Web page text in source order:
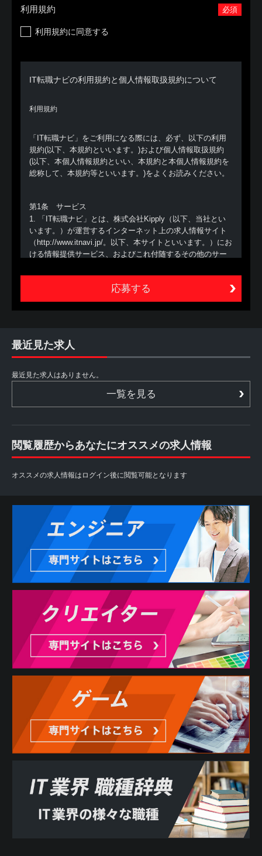
必須
利用規約
利用規約に同意する
IT転職ナビの利用規約と個人情報取扱規約について
利用規約
「IT転職ナビ」をご利用になる際には、必ず、以下の利用
規約(以下、本規約といいます。)および個人情報取扱規約
(以下、本個人情報規約といい、本規約と本個人情報規約を
総称して、本規約等といいます。)をよくお読みください。
第1条 サービス
1. 「IT転職ナビ」とは、株式会社Kipply（以下、当社とい
います。）が運営するインターネット上の求人情報サイト
（http://www.itnavi.jp/。以下、本サイトといいます。）にお
ける情報提供サービス、およびこれ付随するその他のサー
す。
2. 本サービスは、あくまでも、本サービスを利用する方
（以下、利用者といいます。）が自ら行う転職活動の支援
を目的とするものであり、職業安定法に定める職業紹介で
は行いません。また、利用者からの個別の職業紹介の依頼
にも応じられません
1. 利用者は、本サイトを利用することによって、本規約等
承諾しない場合には、本サイトを利用することができない
2. 利用者は、自らの意思に基づき本サービスを利用するも
のとし、本サービスの利用によって生じたいかなる事態に
ついても自ら責任を負うものとします。
また、本サービスは各パートナーから求人情報の提供を受
了している場合や掲載内容に差異がある場合もございます
ので予めご了承下さい。
3. 利用者は、本サービスの利用にあたり、当社に対しどの
ような情報を提供するかを任意に選択することができま
す。ただし、当社が必要と判断する情報が提供されない場
合には、本サービスの全部または一部を利用できない場合
があります。
第3条 反社会的勢力の排除
1. 利用者は、現在、暴力団、暴力団員、暴力団員でなくな
った時から5年を経過しない者、暴力団準構成員、暴力団関
係企業、総会屋等、社会運動等標ぼうゴロ、特殊知能暴力
集団その他これらに準ずる者（総称して以下、反社会的勢
力といいます。）に該当せず、かつ、次のいずれにも該当
しないことを表明し、また、将来にわたってもこれらに該
当しないことを確約するものとします。
(1) 反社会的勢力が経営を支配していると認められる関係を
有すること
(2) 反社会的勢力が経営に実質的に関与していると認められ
る関係を有すること
(3) 自己もしくは第三者の不正の利益を図る目的または第三
者に損害を加える目的をもってするなど、不当に反社会的
勢力を利用していると認められる関係を有すること
(4) 反社会的勢力に対して資金等を提供し、または便宜を供
与するなどの関与をしていると認められる関係を有するこ
(5) 役員または経営に実質的に関与している者が反社会的勢
力と社会的に非難されるべき関係を有すること
最近見た求人
最近見た求人はありません。
一覧を見る
閲覧履歴からあなたにオススメの求人情報
オススメの求人情報はログイン後に閲覧可能となります